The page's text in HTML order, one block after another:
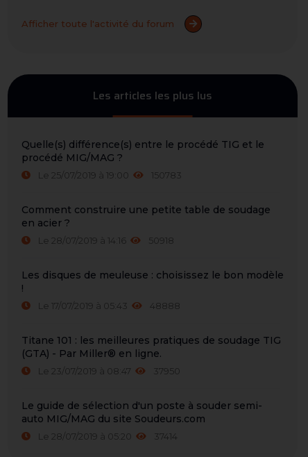
Afficher toute l'activité du forum
Les articles les plus lus
Quelle(s) différence(s) entre le procédé TIG et le
procédé MIG/MAG ?
Le 25/07/2019 à 19:00 150783
Comment construire une petite table de soudage
en acier ?
Le 28/07/2019 à 14:16 50918
Les disques de meuleuse : choisissez le bon modèle
!
Le 17/07/2019 à 05:43 48888
Titane 101 : les meilleures pratiques de soudage TIG
(GTA) - Par Miller® en ligne.
Le 23/07/2019 à 08:47 37950
Le guide de sélection d'un poste à souder semi-
auto MIG/MAG du site Soudeurs.com
Le 28/07/2019 à 05:20 37414